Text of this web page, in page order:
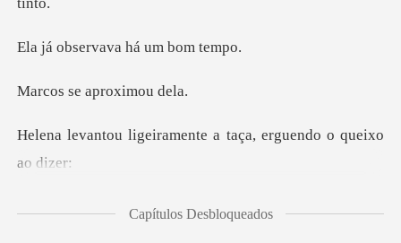
Sair
rvava há um
e aproxi
ramente a taça, ergue
estava preocupada
Capítulos Desbloqueados